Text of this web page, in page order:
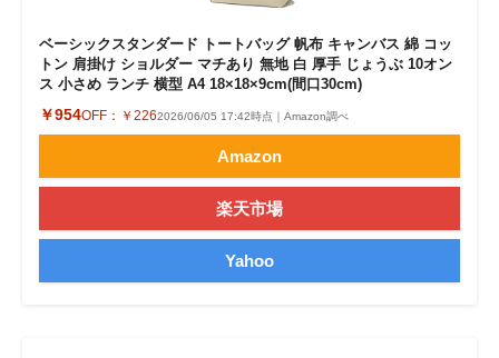
ベーシックスタンダード トートバッグ 帆布 キャンバス 綿 コッ
トン 肩掛け ショルダー マチあり 無地 白 厚手 じょうぶ 10オン
ス 小さめ ランチ 横型 A4 18×18×9cm(間口30cm)
￥954OFF： ￥2262026/06/05 17:42時点｜Amazon調べ
Amazon
楽天市場
Yahoo